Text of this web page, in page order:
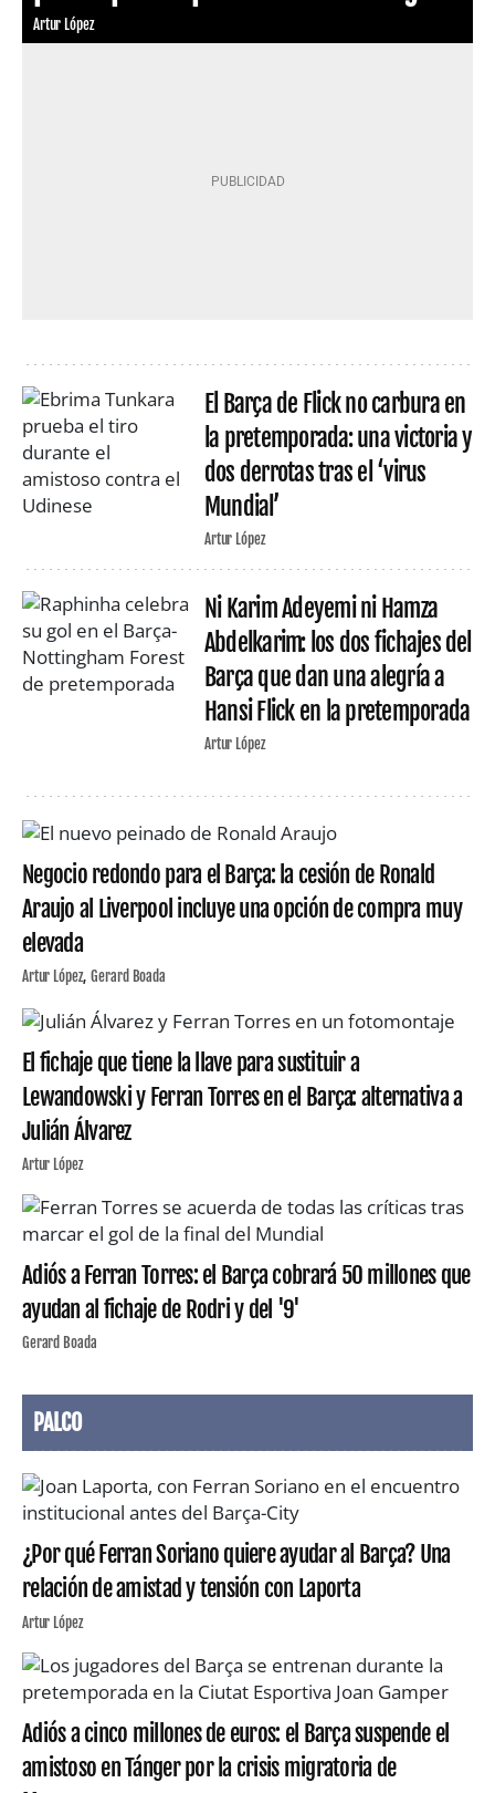
Artur López
El Barça de Flick no carbura en
la pretemporada: una victoria y
dos derrotas tras el ‘virus
Mundial’
Artur López
Ni Karim Adeyemi ni Hamza
Abdelkarim: los dos fichajes del
Barça que dan una alegría a
Hansi Flick en la pretemporada
Artur López
Negocio redondo para el Barça: la cesión de Ronald
Araujo al Liverpool incluye una opción de compra muy
elevada
Artur López Gerard Boada
El fichaje que tiene la llave para sustituir a
Lewandowski y Ferran Torres en el Barça: alternativa a
Julián Álvarez
Artur López
Adiós a Ferran Torres: el Barça cobrará 50 millones que
ayudan al fichaje de Rodri y del '9'
Gerard Boada
PALCO
¿Por qué Ferran Soriano quiere ayudar al Barça? Una
relación de amistad y tensión con Laporta
Artur López
Adiós a cinco millones de euros: el Barça suspende el
amistoso en Tánger por la crisis migratoria de